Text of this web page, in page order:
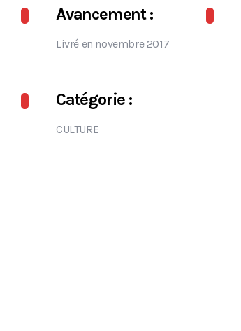
Avancement :
Livré en novembre 2017
Catégorie :
CULTURE